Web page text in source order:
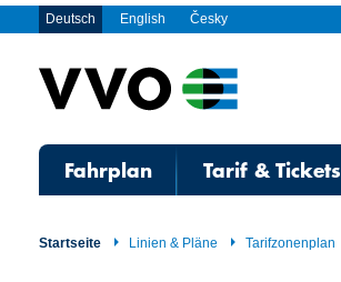
Deutsch English Česky
Fahrplan Tarif & Tickets
Startseite Linien & Pläne Tarifzonenplan